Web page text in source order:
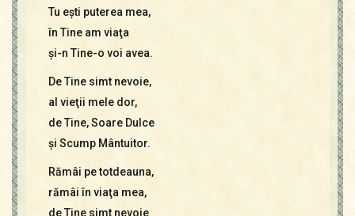
Tu eşti puterea mea,
în Tine am viaţa
şi-n Tine-o voi avea.
De Tine simt nevoie,
al vieţii mele dor,
de Tine, Soare Dulce
şi Scump Mântuitor.
Rămâi pe totdeauna,
rămâi în viaţa mea,
de Tine simt nevoie